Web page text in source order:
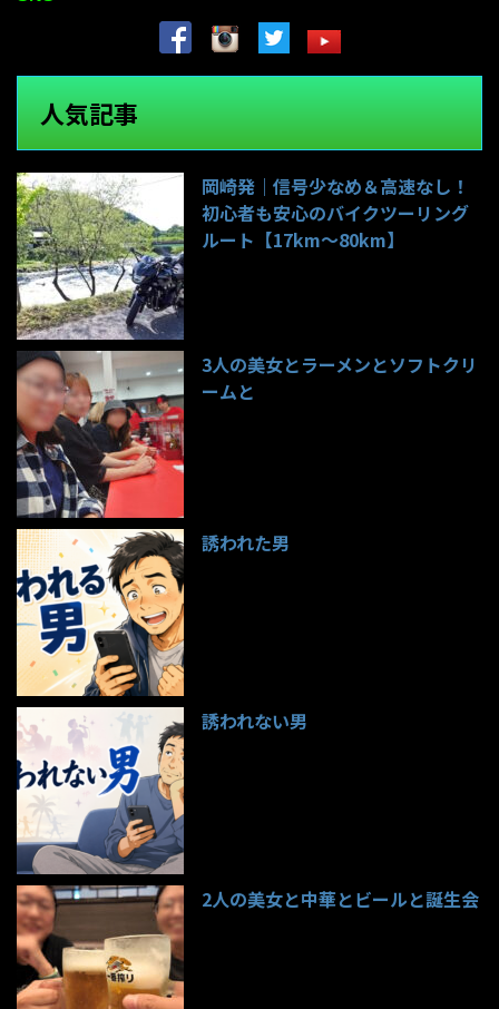
人気記事
岡崎発｜信号少なめ＆高速なし！
初心者も安心のバイクツーリング
ルート【17km〜80km】
3人の美女とラーメンとソフトクリ
ームと
誘われた男
誘われない男
2人の美女と中華とビールと誕生会